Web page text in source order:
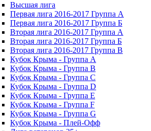
Высшая лига
Первая лига 2016-2017 Группа А
Первая лига 2016-2017 Группа Б
Вторая лига 2016-2017 Группа А
Вторая лига 2016-2017 Группа Б
Вторая лига 2016-2017 Группа В
Кубок Крыма - Группа A
Кубок Крыма - Группа B
Кубок Крыма - Группа C
Кубок Крыма - Группа D
Кубок Крыма - Группа E
Кубок Крыма - Группа F
Кубок Крыма - Группа G
Кубок Крыма - Плей-Офф